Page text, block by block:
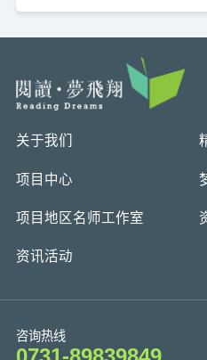
关于我们
项目中心
项目地区名师工作室
资讯活动
咨询热线